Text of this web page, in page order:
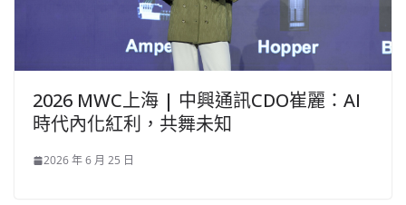
2026 MWC上海 | 中興通訊CDO崔麗：AI
時代內化紅利，共舞未知
2026 年 6 月 25 日